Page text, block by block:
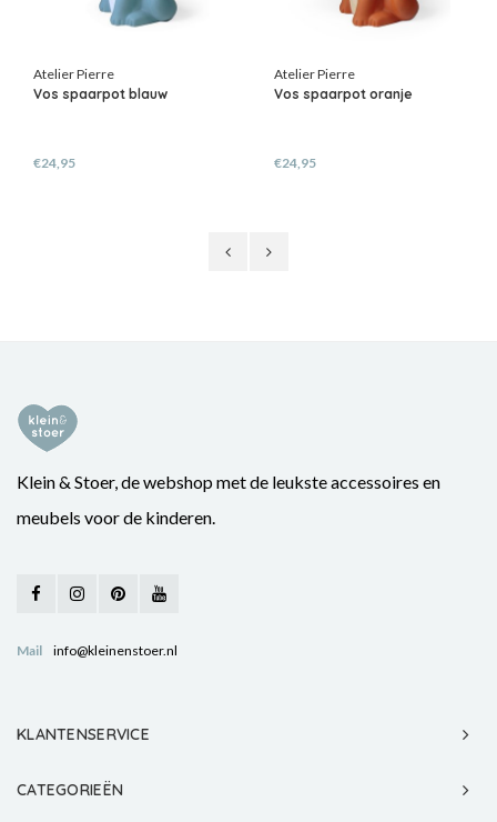
Atelier Pierre
Vos spaarpot blauw
€24,95
Atelier Pierre
Vos spaarpot oranje
€24,95
Klein & Stoer, de webshop met de leukste accessoires en
meubels voor de kinderen.
Mail info@kleinenstoer.nl
KLANTENSERVICE
CATEGORIEËN